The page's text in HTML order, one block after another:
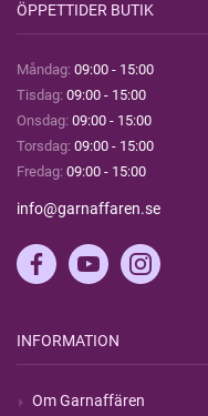
ÖPPETTIDER BUTIK
Måndag: 09:00 - 15:00
Tisdag: 09:00 - 15:00
Onsdag: 09:00 - 15:00
Torsdag: 09:00 - 15:00
Fredag: 09:00 - 15:00
info@garnaffaren.se
INFORMATION
Om Garnaffären